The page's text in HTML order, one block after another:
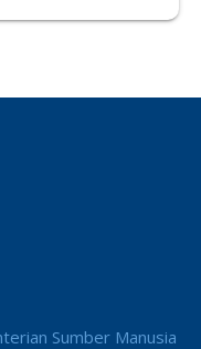
Sumber Manusia